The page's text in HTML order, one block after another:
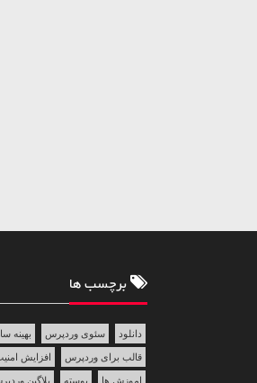
برچسب ها
دانلود سئوی وردپرس بهینه
قالب برای وردپرس افزایش
اموزش ها پوسته پلاگین